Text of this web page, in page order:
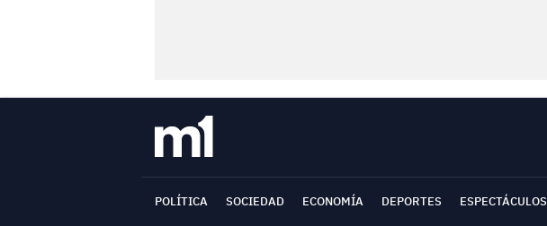
POLÍTICA SOCIEDAD ECONOMÍA DEPORTES ESPECTÁCULOS